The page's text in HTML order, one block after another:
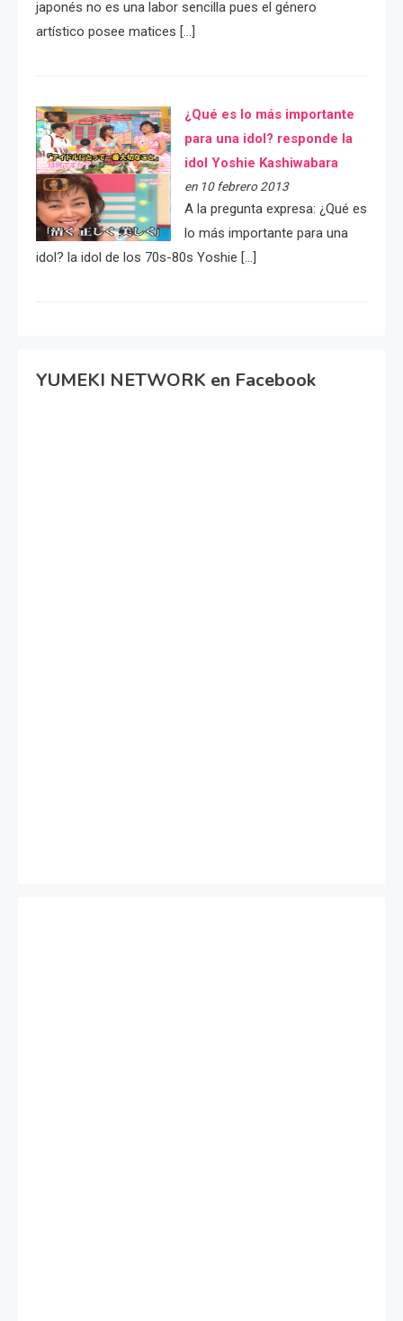
japonés no es una labor sencilla pues el género
artístico posee matices […]
¿Qué es lo más importante
para una idol? responde la
idol Yoshie Kashiwabara
en 10 febrero 2013
A la pregunta expresa: ¿Qué es
lo más importante para una
idol? la idol de los 70s-80s Yoshie […]
YUMEKI NETWORK en Facebook